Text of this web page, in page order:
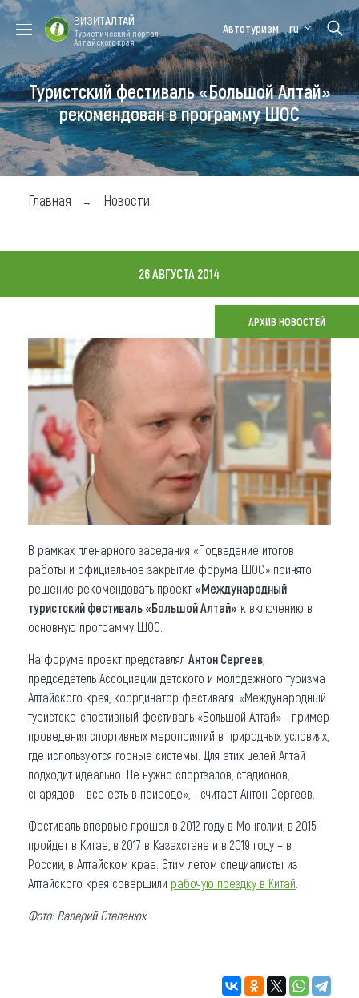
Форум VISIT
ALTAI
Цветение
маральника
Медицинский
форум
Алтайская
зимовка
Туры
Где побывать
Чем заняться
Где остановиться
Новости
Что привезти (сувениры)
О регионе
Коллекция впечатлений
Другие рубрики
ВИЗИТАЛТАЙ
Туристический портал
Алтайского края
Автотуризм ru
Туристский фестиваль «Большой Алтай»
рекомендован в программу ШОС
Главная Новости
26 АВГУСТА 2014
АРХИВ НОВОСТЕЙ
В рамках пленарного заседания «Подведение итогов
работы и официальное закрытие форума ШОС» принято
решение рекомендовать проект «Международный
туристский фестиваль «Большой Алтай» к включению в
основную программу ШОС.
На форуме проект представлял Антон Сергеев
председатель Ассоциации детского и молодежного туризма
Алтайского края, координатор фестиваля. «Международный
туристско-спортивный фестиваль «Большой Алтай» - пример
проведения спортивных мероприятий в природных условиях,
где используются горные системы. Для этих целей Алтай
подходит идеально. Не нужно спортзалов, стадионов,
снарядов – все есть в природе», - считает Антон Сергеев.
Фестиваль впервые прошел в 2012 году в Монголии, в 2015
пройдет в Китае, в 2017 в Казахстане и в 2019 году – в
России, в Алтайском крае. Этим летом специалисты из
Алтайского края совершили рабочую поездку в Китай
Фото: Валерий Степанюк